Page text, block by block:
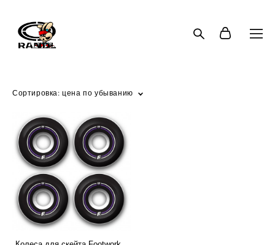
Сортировка: цена по убыванию